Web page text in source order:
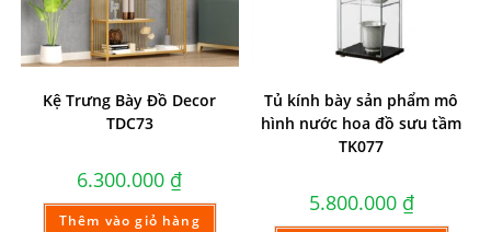
Kệ Trưng Bày Đồ Decor
TDC73
6.300.000 ₫
Thêm vào giỏ hàng
Tủ kính bày sản phẩm mô
hình nước hoa đồ sưu tầm
TK077
5.800.000 ₫